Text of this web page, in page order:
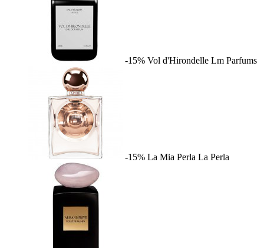
-15% Vol d'Hirondelle Lm Parfums
-15% La Mia Perla La Perla